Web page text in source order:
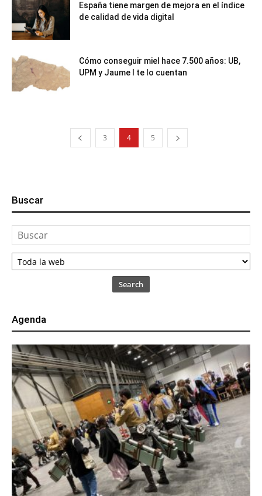
España tiene margen de mejora en el índice
de calidad de vida digital
Cómo conseguir miel hace 7.500 años: UB,
UPM y Jaume I te lo cuentan
3 4 5
Buscar
Search
Agenda